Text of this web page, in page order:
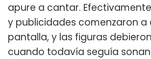
apure a cantar.
y publicidades comenzaron a
pantalla, y las figuras
cuando todavía seguía